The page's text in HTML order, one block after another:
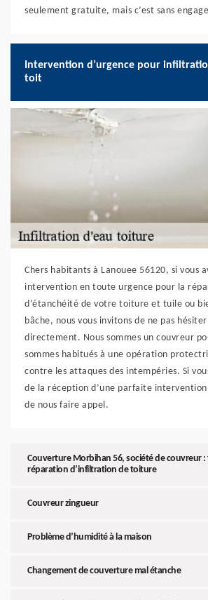
seulement gratuite, mais c’est sans
Intervention d’urgence pour
toit
Chers habitants à Lanouee 56120, si vous
intervention en toute urgence pour la
d’étanchéité de votre toiture et tuile ou
bâche, nous vous invitons de ne pas
directement. Nous sommes un couvreur
sommes habitués à une opération
contre les attaques des intempéries. Si
de la réception d’une parfaite
de nous faire appel.
Couverture Morbihan 56, société de couvreur :
réparation d’infiltration de toiture
Couvreur zingueur
Problème d’humidité à la maison
Changement de couverture mal étanche